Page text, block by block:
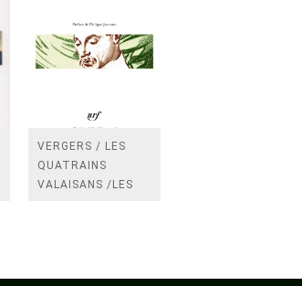
VERGERS / LES
QUATRAINS
VALAISANS /LES